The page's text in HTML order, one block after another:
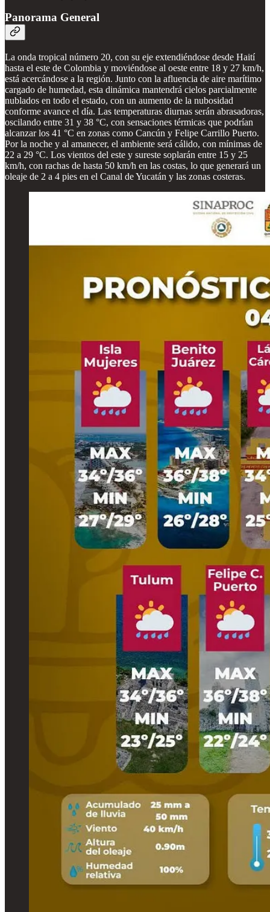
Panorama General
La onda tropical número 20, con su eje extendiéndose desde Haití
hasta el este de Colombia y moviéndose al oeste entre 18 y 27 km/h,
está acercándose a la región. Junto con la afluencia de aire marítimo
cargado de humedad, esta dinámica mantendrá cielos parcialmente
nublados en todo el estado, con un aumento de la nubosidad
conforme avance el día. Las temperaturas diurnas serán abrasadoras,
oscilando entre 31 y 38 °C, con sensaciones térmicas que podrían
alcanzar los 41 °C en zonas como Cancún y Felipe Carrillo Puerto.
Por la noche y al amanecer, el ambiente será cálido, con mínimas de
22 a 29 °C. Los vientos del este y sureste soplarán entre 15 y 25
km/h, con rachas de hasta 50 km/h en las costas, lo que generará un
oleaje de 2 a 4 pies en el Canal de Yucatán y las zonas costeras.